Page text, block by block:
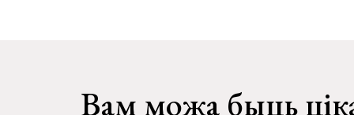
Вам можа быць